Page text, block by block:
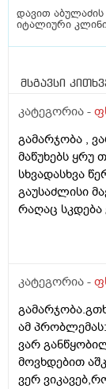
დავით
იტალიური
მსგავსი
კატეგორია -
გამარჯობა ,
მაწუხებს ყრუ
სხვადასხვა
გაუსაძლისი
რაღაც
ტკივილი
ტკივილი ,
კატეგორია -
ამ
ვარ
მოვხდებით
ვერ